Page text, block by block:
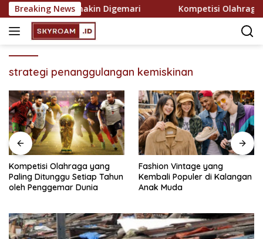
Skip
to
content
Breaking News
yang Semakin Digemari Kompetisi Olahraga
strategi penanggulangan kemiskinan
Kompetisi Olahraga yang
Paling Ditunggu Setiap Tahun
oleh Penggemar Dunia
Fashion Vintage yang
Kembali Populer di Kalangan
Anak Muda